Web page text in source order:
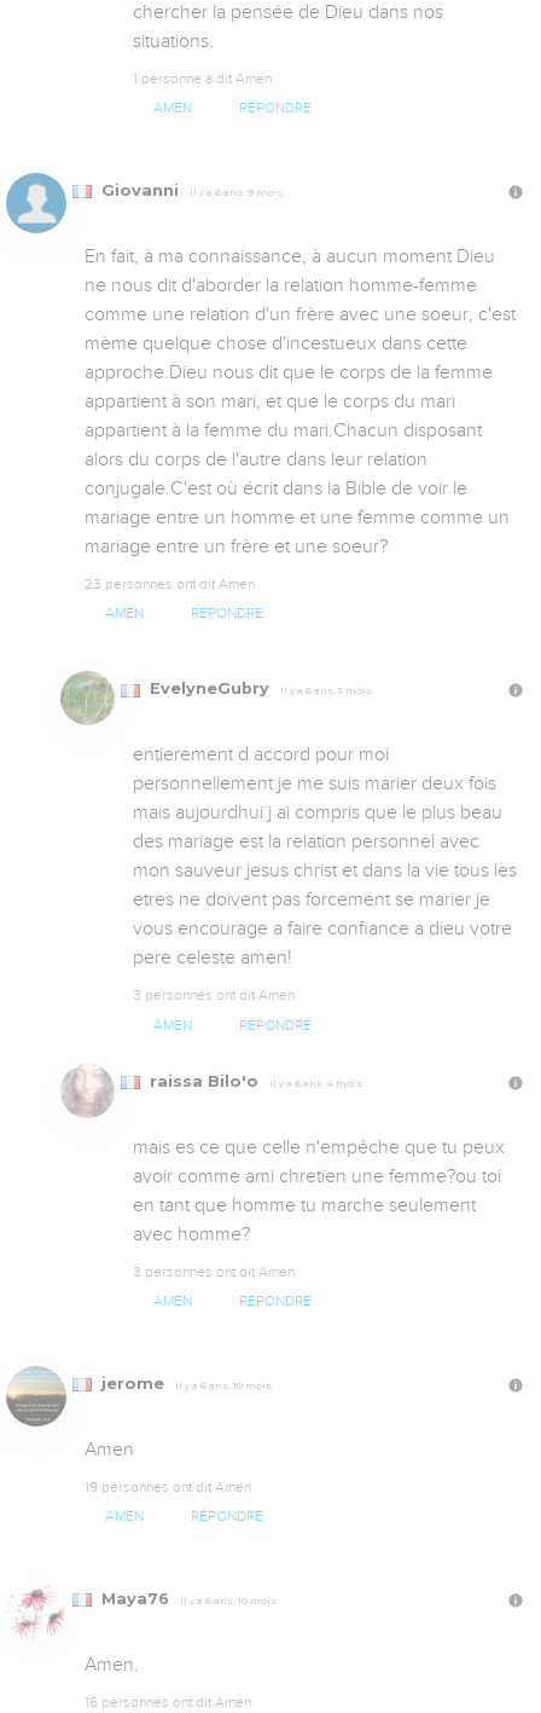
chercher la pensée de Dieu dans nos
situations.
1 personne a dit Amen
AMEN RÉPONDRE
Giovanni Il y a 6 ans, 9 mois
En fait, à ma connaissance, à aucun moment Dieu
ne nous dit d'aborder la relation homme-femme
comme une relation d'un frère avec une soeur, c'est
mème quelque chose d'incestueux dans cette
approche.Dieu nous dit que le corps de la femme
appartient à son mari, et que le corps du mari
appartient à la femme du mari.Chacun disposant
alors du corps de l'autre dans leur relation
conjugale.C'est où écrit dans la Bible de voir le
mariage entre un homme et une femme comme un
mariage entre un frère et une soeur?
23 personnes ont dit Amen
AMEN RÉPONDRE
EvelyneGubry Il y a 6 ans, 5 mois
entierement d accord pour moi
personnellement je me suis marier deux fois
mais aujourdhui j ai compris que le plus beau
des mariage est la relation personnel avec
mon sauveur jesus christ et dans la vie tous les
etres ne doivent pas forcement se marier je
vous encourage a faire confiance a dieu votre
pere celeste amen!
3 personnes ont dit Amen
AMEN RÉPONDRE
raissa Bilo'o Il y a 6 ans, 4 mois
mais es ce que celle n'empêche que tu peux
avoir comme ami chretien une femme?ou toi
en tant que homme tu marche seulement
avec homme?
3 personnes ont dit Amen
AMEN RÉPONDRE
jerome Il y a 6 ans, 10 mois
Amen
19 personnes ont dit Amen
AMEN RÉPONDRE
Maya76 Il y a 6 ans, 10 mois
Amen.
16 personnes ont dit Amen